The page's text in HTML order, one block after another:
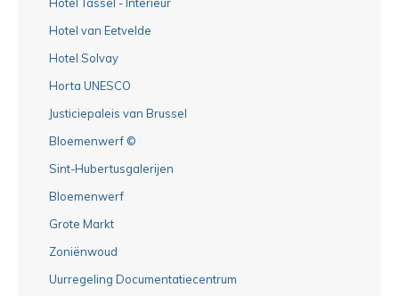
Hotel van Eetvelde
Hotel Solvay
Horta UNESCO
Justiciepaleis van Brussel
Bloemenwerf ©
Sint-Hubertusgalerijen
Bloemenwerf
Grote Markt
Zoniënwoud
Uurregeling Documentatiecentrum